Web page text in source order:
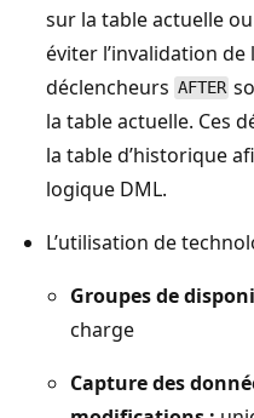
sur la table actuelle
éviter l’invalidation de
déclencheurs AFTER
la table actuelle. Ces
la table d’historique
logique DML.
L’utilisation de
Groupes de
charge
Capture des